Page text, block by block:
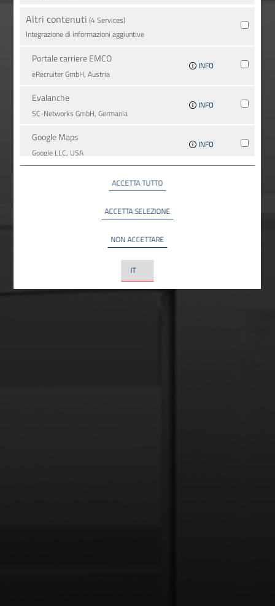
Altri contenuti (4 Services)
Integrazione di informazioni aggiuntive
Portale carriere EMCO
eRecruiter GmbH, Austria
INFO
Evalanche
SC-Networks GmbH, Germania
INFO
Google Maps
Google LLC, USA
INFO
ACCETTA TUTTO
ACCETTA SELEZIONE
NON ACCETTARE